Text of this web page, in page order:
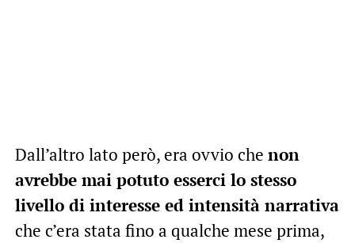
Dall’altro lato però, era ovvio che non
avrebbe mai potuto esserci lo stesso
livello di interesse ed intensità narrativa
che c’era stata fino a qualche mese prima,